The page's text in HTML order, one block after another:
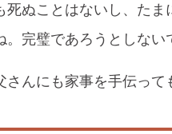
死ぬことはないし、た
完璧であろうとしない
んにも家事を手伝って